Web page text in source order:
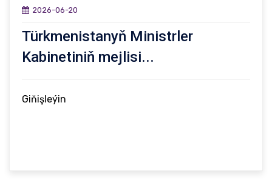
2026-06-20
Türkmenistanyň Ministrler
Kabinetiniň mejlisi...
Giňişleýin